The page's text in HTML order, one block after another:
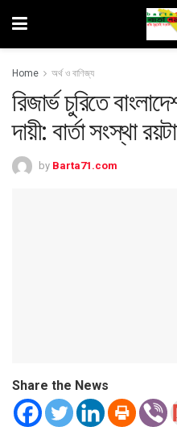
Home অর্থ ও বাণিজ্য
রিজার্ভ চুরিতে
দায়ী: বার্তা সংস্থা
by Barta71.com
Share the News